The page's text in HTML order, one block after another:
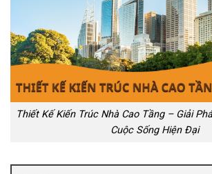
Thiết Kế Kiến Trúc Nhà Cao Tầng – Giải
Cuộc Sống Hiện Đại